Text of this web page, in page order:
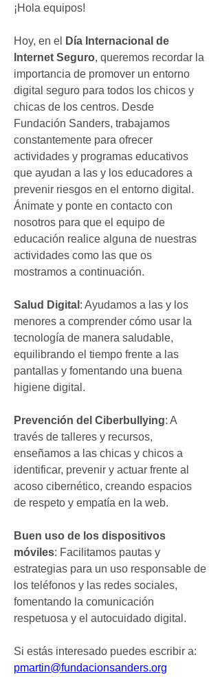
¡Hola equipos!
Hoy, en el
Día Internacional de
Internet Seguro, queremos recordar la
importancia de promover un entorno
digital seguro para todos los chicos y
chicas de los centros. Desde
Fundación Sanders, trabajamos
constantemente para ofrecer
actividades y programas educativos
que ayudan a las y los educadores a
prevenir riesgos en el entorno digital.
Ánimate y ponte en contacto con
nosotros para que el equipo de
educación realice alguna de nuestras
actividades como las que os
mostramos a continuación.
Salud Digital : Ayudamos a las y los
menores a comprender cómo usar la
tecnología de manera saludable,
equilibrando el tiempo frente a las
pantallas y fomentando una buena
higiene digital.
Prevención del Ciberbullying: A
través de talleres y recursos,
enseñamos a las chicas y chicos a
identificar, prevenir y actuar frente al
acoso cibernético, creando espacios
de respeto y empatía en la web.
Buen uso de los dispositivos
móviles: Facilitamos pautas y
estrategias para un uso responsable de
los teléfonos y las redes sociales,
fomentando la comunicación
respetuosa y el autocuidado digital.
pmartin@fundacionsanders.org